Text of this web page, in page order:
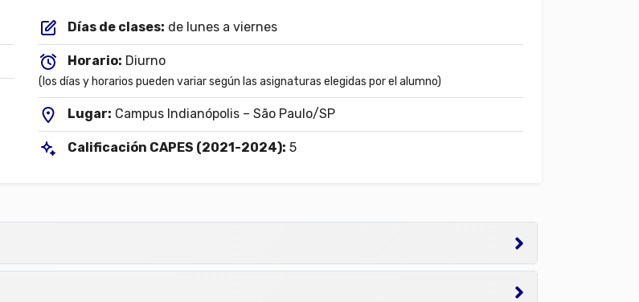
Días de clases: de lunes a viernes
Horario: Diurno
(los días y horarios pueden variar según las asignaturas elegidas por el alumno)
Lugar: Campus Indianópolis – São Paulo/SP
Calificación CAPES (2021-2024): 5